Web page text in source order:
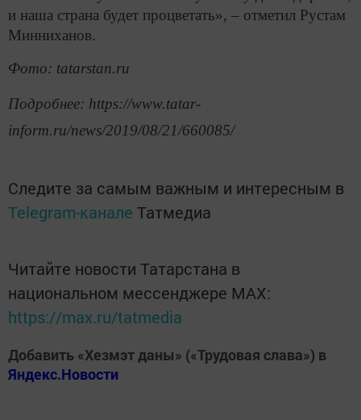
и наша страна будет процветать», – отметил Рустам
Минниханов.
Фото: tatarstan.ru
Подробнее: https://www.tatar-
inform.ru/news/2019/08/21/660085/
Следите за самым важным и интересным в
Telegram-канале Татмедиа
Читайте новости Татарстана в
национальном мессенджере MАХ:
https://max.ru/tatmedia
Добавить «Хезмэт даны» («Трудовая слава») в
Яндекс.Новости